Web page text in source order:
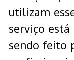
utilizam
serviço está
sendo feito